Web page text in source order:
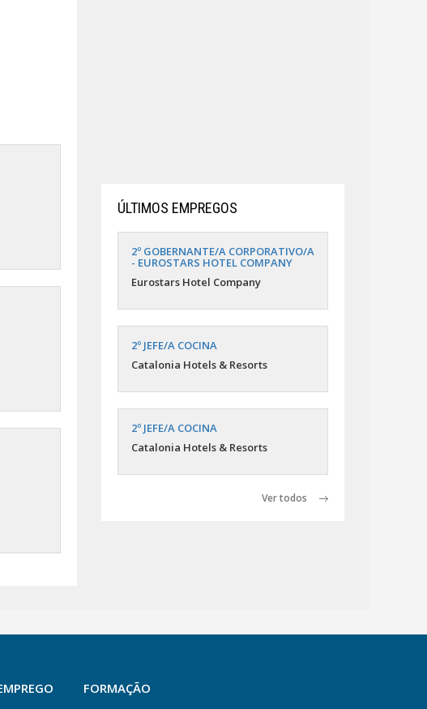
ÚLTIMOS EMPREGOS
2º GOBERNANTE/A CORPORATIVO/A
- EUROSTARS HOTEL COMPANY
Eurostars Hotel Company
2º JEFE/A COCINA
Catalonia Hotels & Resorts
2º JEFE/A COCINA
Catalonia Hotels & Resorts
Ver todos
FORMAÇÃO